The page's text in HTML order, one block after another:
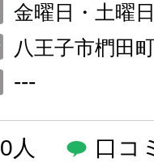
金曜日・土曜
日
八王子市椚田
---
人 口コ